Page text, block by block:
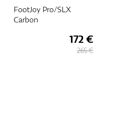
FootJoy Pro/SLX
Carbon
172 €
265 €